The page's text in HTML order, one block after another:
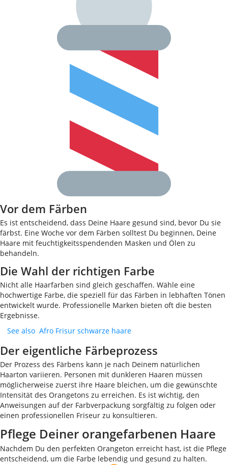
Vor dem Färben
Es ist entscheidend, dass Deine Haare gesund sind, bevor Du sie
färbst. Eine Woche vor dem Färben solltest Du beginnen, Deine
Haare mit feuchtigkeitsspendenden Masken und Ölen zu
behandeln.
Die Wahl der richtigen Farbe
Nicht alle Haarfarben sind gleich geschaffen. Wähle eine
hochwertige Farbe, die speziell für das Färben in lebhaften Tönen
entwickelt wurde. Professionelle Marken bieten oft die besten
Ergebnisse.
See also Afro Frisur schwarze haare
Der eigentliche Färbeprozess
Der Prozess des Färbens kann je nach Deinem natürlichen
Haarton variieren. Personen mit dunkleren Haaren müssen
möglicherweise zuerst ihre Haare bleichen, um die gewünschte
Intensität des Orangetons zu erreichen. Es ist wichtig, den
Anweisungen auf der Farbverpackung sorgfältig zu folgen oder
einen professionellen Friseur zu konsultieren.
Pflege Deiner orangefarbenen Haare
Nachdem Du den perfekten Orangeton erreicht hast, ist die Pflege
entscheidend, um die Farbe lebendig und gesund zu halten.